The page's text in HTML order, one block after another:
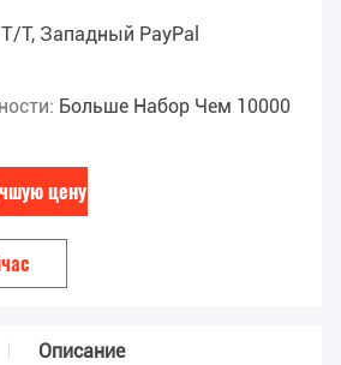
T/T, Западный PayPal
Больше Набор Чем 10000
цену
Описание